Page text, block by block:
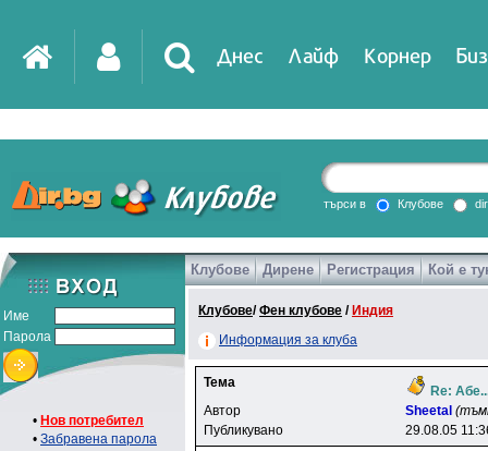
Днес Лайф Корнер
DirTV Impressio
Games
търси в Клубове
Име
Парола
• Нов потребител
• Забравена парола
Клубове Дирене Регистрация Кой е
Клубове/Фен клубове / Индия
Информация за клуба
Тема
Re:
Автор
Sheetal
Публикувано
29.08.05